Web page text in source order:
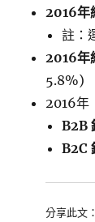
2016年
註：
2016年
5.8%)
2016年
B2B
B2C
分享此文：